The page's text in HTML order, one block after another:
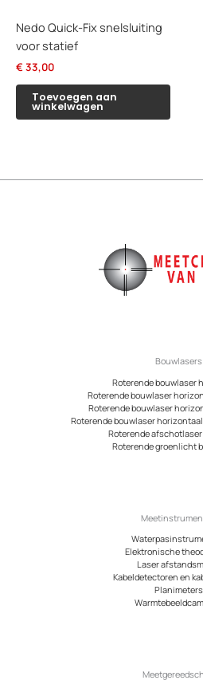
Nedo Quick-Fix snelsluiting
voor statief
€ 33,00
Toevoegen aan
winkelwagen
Bouwlasers
Roterende bouwlaser
Roterende bouwlaser
Roterende bouwlaser
Roterende bouwlaser
Roterende
Roterende groenlicht
Elektronische
Laser
Kabeldetectoren en
Planimeters